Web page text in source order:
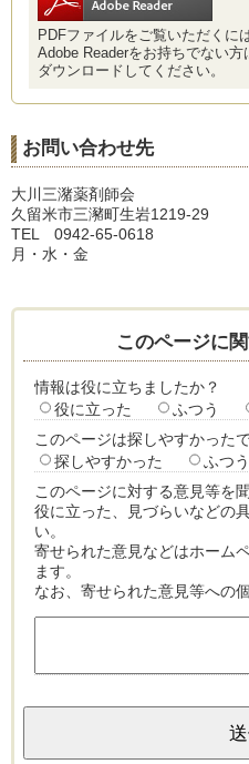
PDFファイルをご覧いただくに
Adobe Readerをお持ちでない
ダウンロードしてください。
お問い合わせ先
大川三潴薬剤師会
久留米市三瀦町生岩1219-29
TEL 0942-65-0618
月・水・金
このページに
情報は役に立ちましたか？
役に立った
ふつう
このページは探しやすかった
探しやすかった
ふつう
このページに対する意見等を
役に立った、見づらいなどの
い。
寄せられた意見などはホーム
ます。
なお、寄せられた意見等への